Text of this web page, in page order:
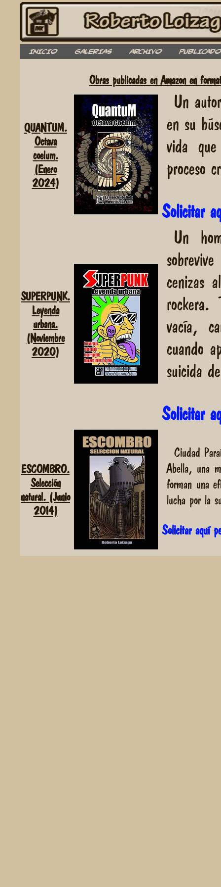
INICIO GALERIAS ARCHIVO PUBLICADO
Obras publicadas en Amazon en
QUANTUM.
Octava
coelum.
(Enero
2024)
Un
en su
vida
proceso
Solicitar
SUPERPUNK.
Leyenda
urbana.
(Noviembre
2020)
Un
cenizas
vacía,
cuando
suicida
Solicitar
ESCOMBRO.
Selección
natural. (Junio
2014)
Ciudad
Abella, una
forman una
lucha por la
Solicitar aquí